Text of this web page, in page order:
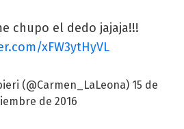
chupo el dedo jajaja!!!
xFW3ytHyVL
(@Carmen_LaLeona) 15 de
de 2016